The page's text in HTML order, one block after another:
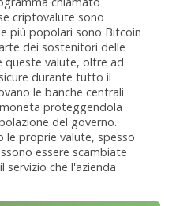
criptovalute sono
più popolari sono Bitcoin
dei sostenitori delle
valute, oltre ad
durante tutto il
le banche centrali
proteggendola
del governo.
le proprie valute, spesso
essere scambiate
servizio che l'azienda